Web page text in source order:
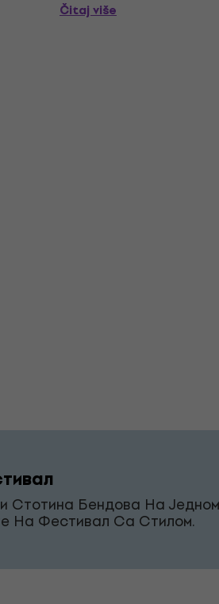
Čitaj više
Стотина Бендова На
На Фестивал Са Стилом.